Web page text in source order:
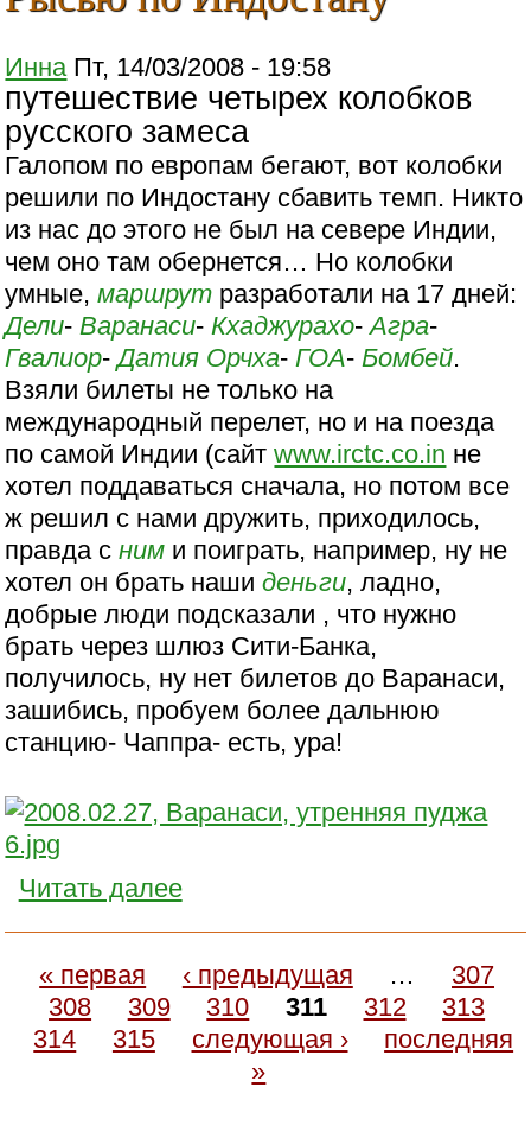
ИннаПт, 14/03/2008 - 19:58
путешествие четырех колобков
русского замеса
Галопом по европам бегают, вот колобки
решили по Индостану сбавить темп. Никто
из нас до этого не был на севере Индии,
чем оно там обернется… Но колобки
умные,маршрут разработали на 17 дней:
Дели-Варанаси-Кхаджурахо-Агра-
Гвалиор-Датия Орчха-ГОА-Бомбей.
Взяли билеты не только на
международный перелет, но и на поезда
по самой Индии (сайтwww.irctc.co.in не
хотел поддаваться сначала, но потом все
ж решил с нами дружить, приходилось,
правда сним и поиграть, например, ну не
хотел он брать нашиденьги, ладно,
добрые люди подсказали , что нужно
брать через шлюз Сити-Банка,
получилось, ну нет билетов до Варанаси,
зашибись, пробуем более дальнюю
станцию- Чаппра- есть, ура!
Читать далее
« первая ‹ предыдущая …
307
308
309 310 311 312
313
314
315 следующая ›
последняя
»